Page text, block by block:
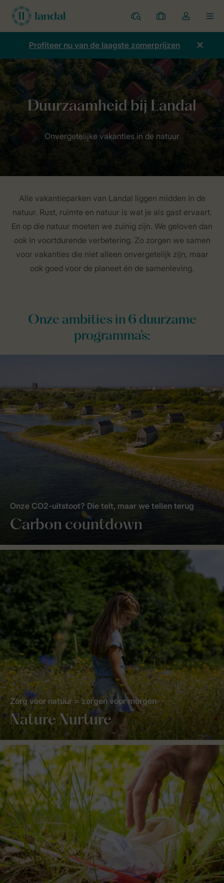
Parken
Mijn
boekingen
Open
de
dropdown
mijn
account
Profiteer nu van de laagste zomerprijzen
Duurzaamheid
Alle vakantieparken van Landal liggen midden in de
natuur. Rust, ruimte en natuur is wat je als gast ervaart.
En op die natuur moeten we zuinig zijn. We geloven dan
ook in voortdurende verbetering. Zo zorgen we samen
voor vakanties die niet alleen onvergetelijk zijn, maar
ook goed voor de planeet én de samenleving.
Onze ambities in 6 duurzame
programma’s:
Carbon countdown
Onze CO2-uitstoot? Die telt, maar we tellen terug
Nature Nurture
Zorg voor natuur = zorgen voor morgen